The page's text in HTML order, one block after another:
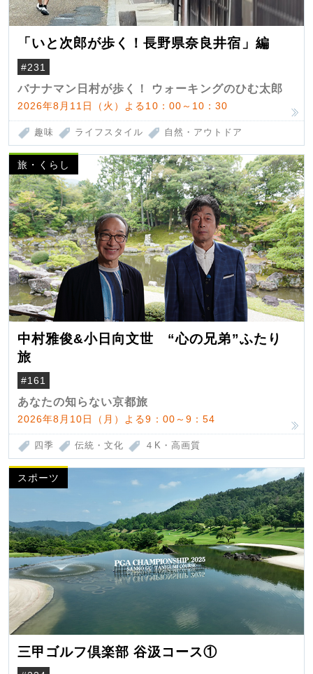
「いと次郎が歩く！長野県奈良井宿」編
#231
バナナマン日村が歩く！ ウォーキングのひむ太郎
2026年8月11日（火）よる10：00～10：30
趣味 ライフスタイル 自然・アウトドア
旅・くらし
中村雅俊&小日向文世 “心の兄弟”ふたり
旅
#161
あなたの知らない京都旅
2026年8月10日（月）よる9：00～9：54
四季 伝統・文化 ４K・高画質
スポーツ
三甲ゴルフ倶楽部 谷汲コース①